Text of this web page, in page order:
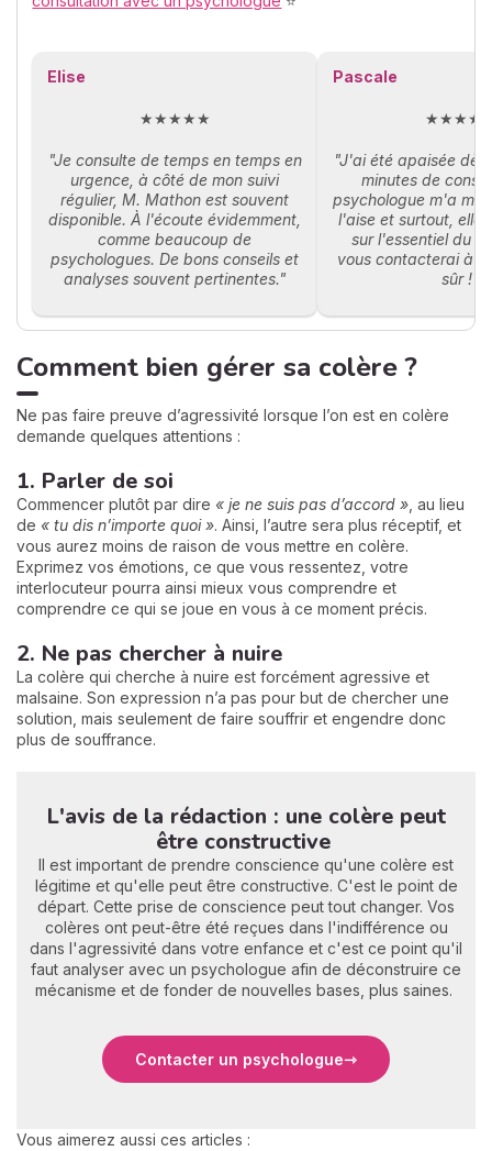
Elise
★★★★★
"Je consulte de temps en temps en
urgence, à côté de mon suivi
régulier, M. Mathon est souvent
disponible. À l'écoute évidemment,
comme beaucoup de
psychologues. De bons conseils et
analyses souvent pertinentes."
Pascale
"J'ai été apaisée dès
minutes de
psychologue m'a
l'aise et surtout, elle
sur l'essentiel du
vous contacterai à
sûr !"
Comment bien gérer sa colère ?
Ne pas faire preuve d’agressivité lorsque l’on est en colère
demande quelques attentions :
1. Parler de soi
Commencer plutôt par dire « je ne suis pas d’accord » , au lieu
de « tu dis n’importe quoi ». Ainsi, l’autre sera plus réceptif, et
vous aurez moins de raison de vous mettre en colère.
Exprimez vos émotions, ce que vous ressentez, votre
interlocuteur pourra ainsi mieux vous comprendre et
comprendre ce qui se joue en vous à ce moment précis.
2. Ne pas chercher à nuire
La colère qui cherche à nuire est forcément agressive et
malsaine. Son expression n’a pas pour but de chercher une
solution, mais seulement de faire souffrir et engendre donc
plus de souffrance.
L'avis de la rédaction : une colère peut
être constructive
Il est important de prendre conscience qu'une colère est
légitime et qu'elle peut être constructive. C'est le point de
départ. Cette prise de conscience peut tout changer. Vos
colères ont peut-être été reçues dans l'indifférence ou
dans l'agressivité dans votre enfance et c'est ce point qu'il
faut analyser avec un psychologue afin de déconstruire ce
mécanisme et de fonder de nouvelles bases, plus saines.
Contacter un psychologue
Vous aimerez aussi ces articles :